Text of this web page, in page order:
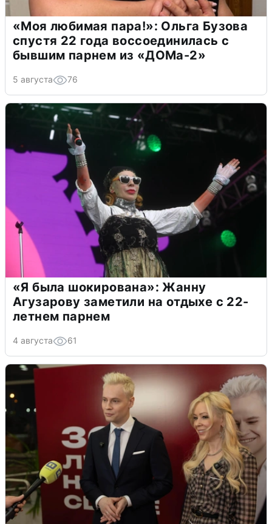
«Моя любимая пара!»: Ольга Бузова
спустя 22 года воссоединилась с
бывшим парнем из «ДОМа-2»
5 августа 76
«Я была шокирована»: Жанну
Агузарову заметили на отдыхе с 22-
летнем парнем
4 августа 61